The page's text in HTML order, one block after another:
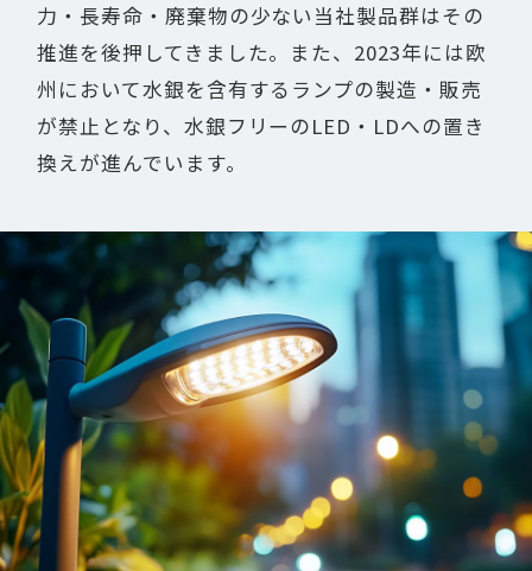
力・長寿命・廃棄物の少ない当社製品群はその
推進を後押してきました。また、2023年には欧
州において水銀を含有するランプの製造・販売
が禁止となり、水銀フリーのLED・LDへの置き
換えが進んでいます。